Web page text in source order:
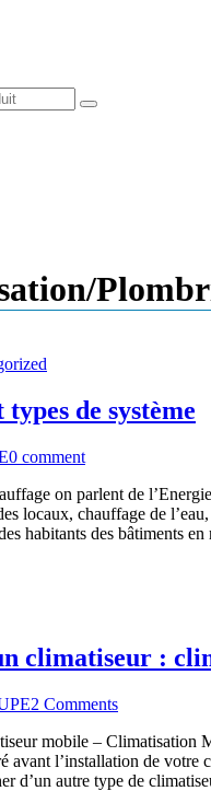
de système
0 comment
on parlent de
locaux, chauffage de
habitants des bâtiments
climatiseur :
2 Comments
mobile – Climatisation
avant l’installation de
d’un autre type de